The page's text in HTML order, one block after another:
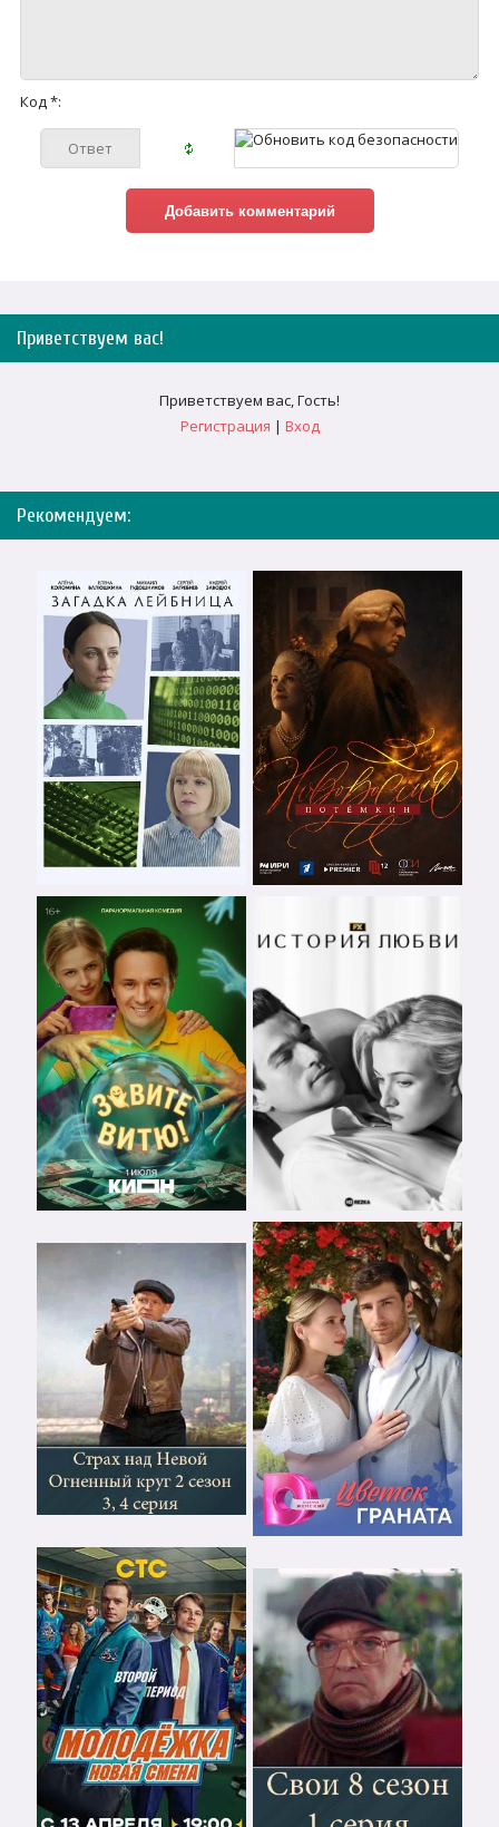
Код *:
Приветствуем вас!
Приветствуем вас,Гость!
Регистрация | Вход
Рекомендуем: